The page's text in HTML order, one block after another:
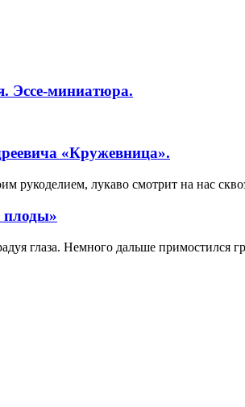
Эссе-миниатюра.
«Кружевница».
рукоделием, лукаво смотрит на нас
плоды»
глаза. Немного дальше примостился